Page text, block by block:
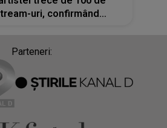
uri, confirmând
Parteneri: